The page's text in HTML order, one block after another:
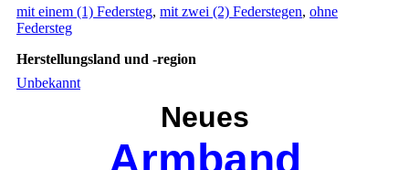
mit einem (1) Federsteg, mit zwei (2) Federstegen, ohne
Federsteg
Herstellungsland und -region
Unbekannt
Neues
Armband